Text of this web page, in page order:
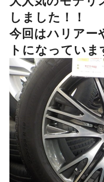
しました！！
今回はハリアー
トになっていま